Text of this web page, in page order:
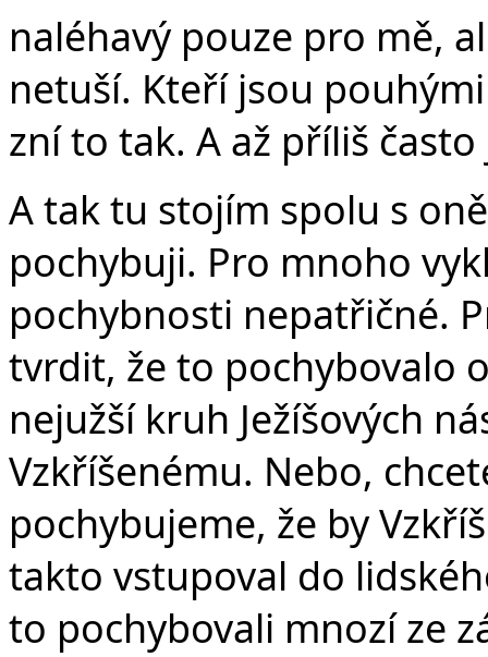
naléhavý pouze pro mě,
netuší. Kteří jsou
zní to tak. A až příliš
A tak tu stojím spolu s
pochybuji. Pro mnoho
pochybnosti nepatřičné.
tvrdit, že to pochybovalo
nejužší kruh Ježíšových
Vzkříšenému. Nebo,
pochybujeme, že by
takto vstupoval do
to pochybovali mnozí ze